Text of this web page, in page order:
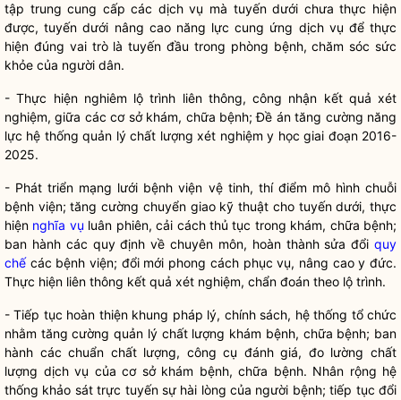
tập trung cung cấp các dịch vụ mà tuyến dưới chưa thực hiện
được, tuyến dưới nâng cao năng lực cung ứng dịch vụ để thực
hiện đúng vai trò là tuyến đầu trong phòng bệnh, chăm sóc sức
khỏe của người dân.
- Thực hiện nghiêm lộ trình liên thông, công nhận kết quả xét
nghiệm, giữa các cơ sở khám, chữa bệnh; Đề án tăng cường năng
lực hệ thống quản lý chất lượng xét nghiệm y học giai đoạn 2016-
2025.
- Phát triển mạng lưới bệnh viện vệ tinh, thí điểm mô hình chuỗi
bệnh viện; tăng cường chuyển giao kỹ thuật cho tuyến dưới, thực
hiện nghĩa vụ luân phiên, cải cách thủ tục trong khám, chữa bệnh;
ban hành các quy định về chuyên môn, hoàn thành sửa đổi quy
chếcác bệnh viện; đổi mới phong cách phục vụ, nâng cao y đức.
Thực hiện liên thông kết quả xét nghiệm, chẩn đoán theo lộ trình.
- Tiếp tục hoàn thiện khung pháp lý, chính sách, hệ thống tổ chức
nhằm tăng cường quản lý chất lượng khám bệnh, chữa bệnh; ban
hành các chuẩn chất lượng, công cụ đánh giá, đo lường chất
lượng dịch vụ của cơ sở khám bệnh, chữa bệnh. Nhân rộng hệ
thống khảo sát trực tuyến sự hài lòng của người bệnh; tiếp tục đổi